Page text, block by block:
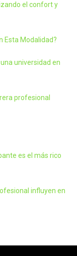
el confort y
Esta Modalidad?
universidad en
profesional
es el más rico
influyen en